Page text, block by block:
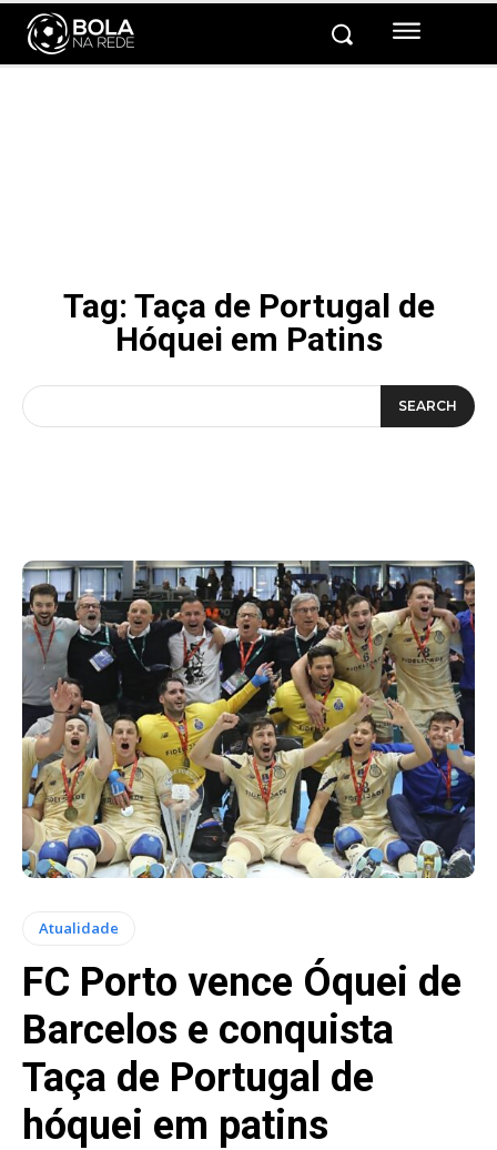
Tag: Taça de Portugal de
Hóquei em Patins
SEARCH
Atualidade
FC Porto vence Óquei de
Barcelos e conquista
Taça de Portugal de
hóquei em patins